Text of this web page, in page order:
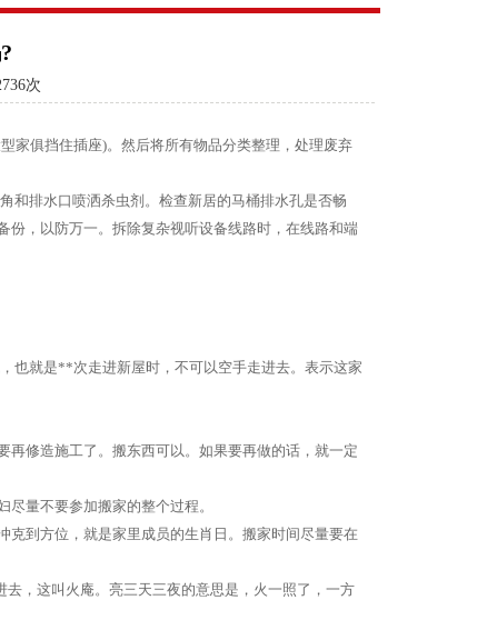
次
家俱挡住插座)。然后将所有物品分类整理，处理废弃
和排水口喷洒杀虫剂。检查新居的马桶排水孔是否畅
份，以防万一。拆除复杂视听设备线路时，在线路和端
也就是**次走进新屋时，不可以空手走进去。表示这家
修造施工了。搬东西可以。如果要再做的话，就一定
量不要参加搬家的整个过程。
克到方位，就是家里成员的生肖日。搬家时间尽量要在
，这叫火庵。亮三天三夜的意思是，火一照了，一方